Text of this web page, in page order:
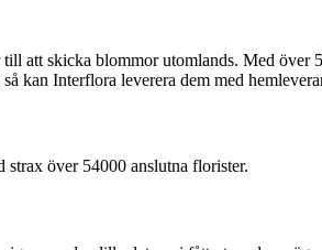
att skicka blommor utomlands. Med
kan Interflora leverera dem med
över 54000 anslutna florister.